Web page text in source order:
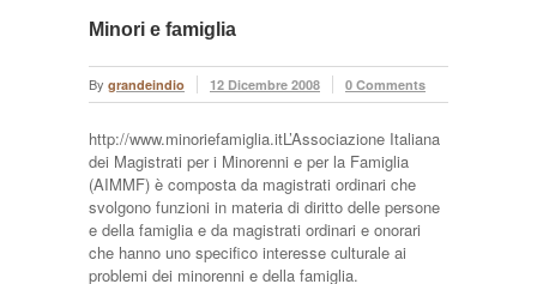
Minori e famiglia
By grandeindio 12 Dicembre 2008 0 Comments
http://www.minoriefamiglia.itL’Associazione Italiana
dei Magistrati per i Minorenni e per la Famiglia
(AIMMF) è composta da magistrati ordinari che
svolgono funzioni in materia di diritto delle persone
e della famiglia e da magistrati ordinari e onorari
che hanno uno specifico interesse culturale ai
problemi dei minorenni e della famiglia.